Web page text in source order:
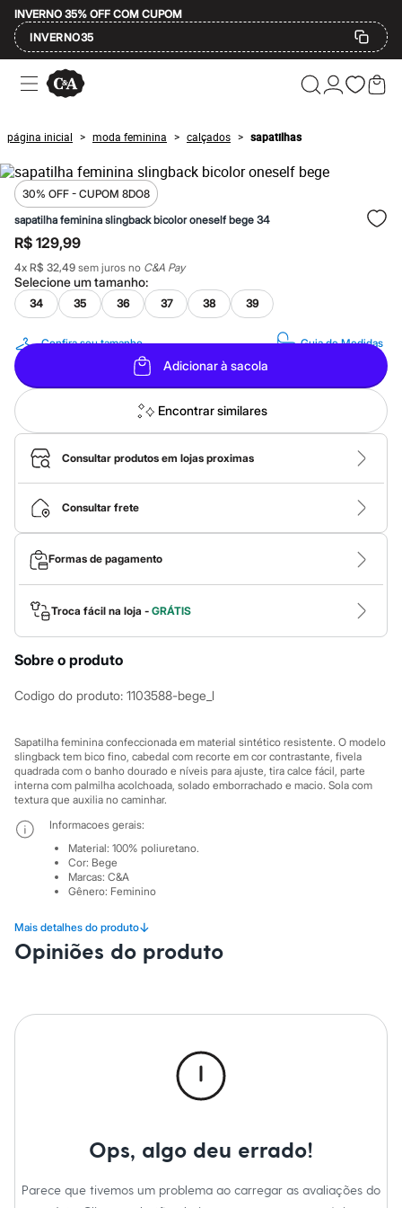
INVERNO 35% OFF COM CUPOM
INVERNO35
Ofertas
Compre por Departamento
Masculino
Infantil
Calçados
Mindse7
Plus Size
Até 20% off
Até 40% off
Até 60% off
A partir de 60% off
Feminino
Em alta
Inverno
Alfaiataria
Novidades
Roupas
Blusas e Camisetas
Básicos
Calças
Casacos e Jaquetas
Jeans
Macacões
Saias
Shorts e Bermudas
Vestidos
Acessórios
Bolsas
Bonés e Chapéus
Bijoux
Cintos
Óculos
Relógios
Calçados
Chinelos
Sandálias
Marcas
City
Clock House
Mindset
Sawary
Yessica
Moda esportiva
Acessórios
Blusas
Calçados
Shorts e Bermudas
Tops
Moda íntima
Pijamas
Sutiãs e Tops
Blusas e Camisetas
Casacos e Jaquetas
Jeans
página inicial > moda feminina > calçados > sapatilhas
30% OFF - CUPOM 8DO8
sapatilha feminina slingback bicolor oneself bege 34
R$ 129,99
4x R$ 32,49 sem juros no C&A Pay
Selecione umtamanho:
34 35 36 37 38 39
Confira seu tamanho Guia de Medidas
Adicionar à sacola
Encontrar similares
Consultar produtos em lojas proximas
Consultar frete
Formas de pagamento
Troca fácil na loja - GRÁTIS
Sobre o produto
Codigo do produto: 1103588-bege_l
Sapatilha feminina confeccionada em material sintético resistente. O modelo
slingback tem bico fino, cabedal com recorte em cor contrastante, fivela
quadrada com o banho dourado e níveis para ajuste, tira calce fácil, parte
interna com palmilha acolchoada, solado emborrachado e macio. Sola com
textura que auxilia no caminhar.
Mais detalhes do produto↓
Informacoes gerais:
Material: 100% poliuretano.
Cor: Bege
Marcas: C&A
Gênero: Feminino
Opiniões do produto
Ops, algo deu errado!
Parece que tivemos um problema ao carregar as avaliações do